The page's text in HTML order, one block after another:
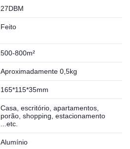
27DBM
Feito
500-800m²
Aproximadamente 0,5kg
165*115*35mm
Casa, escritório, apartamentos,
porão, shopping, estacionamento
...etc.
Alumínio